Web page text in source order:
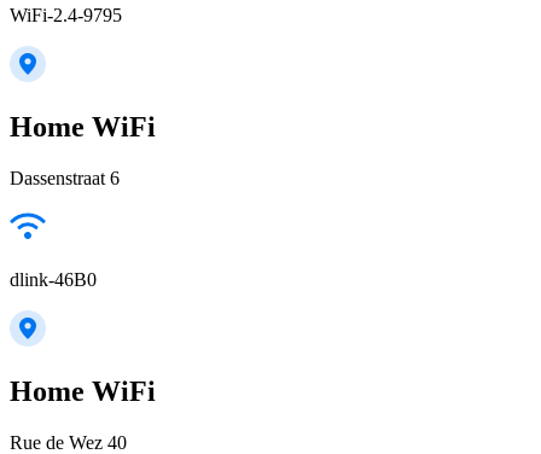
WiFi-2.4-9795
Home WiFi
Dassenstraat 6
dlink-46B0
Home WiFi
Rue de Wez 40